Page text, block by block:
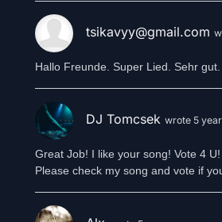
tsikavyy@gmail.com
Hallo Freunde. Super Lied. Sehr
DJ Tomcsek wrote 5
Great Job! I like your song! Vote 4 U!
Please check my song and vote if